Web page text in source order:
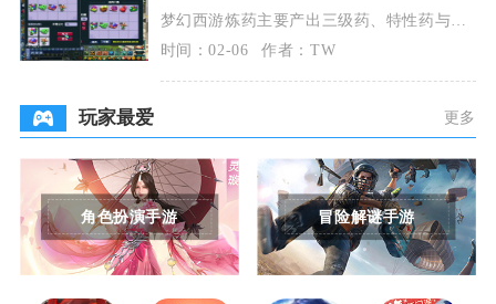
梦幻西游炼药主要产出三级药、特性药与工
坊药，这些药品是战斗恢复、任务消耗和玩
家交易的核心物
时间：02-06 作者：TW
玩家最爱 更多
角色扮演手游 冒险解谜手游